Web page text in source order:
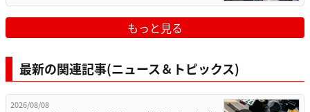
もっと見る
最新の関連記事(ニュース＆トピックス)
2026/08/08